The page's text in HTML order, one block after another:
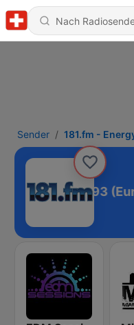
Sender 181.fm -
- Energy 93